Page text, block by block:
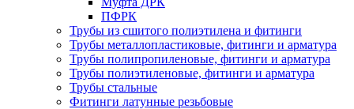
ПФРК
Трубы из сшитого полиэтилена и фитинги
Трубы металлопластиковые, фитинги и арматура
Трубы полипропиленовые, фитинги и арматура
Трубы полиэтиленовые, фитинги и арматура
Трубы стальные
Фитинги латунные резьбовые